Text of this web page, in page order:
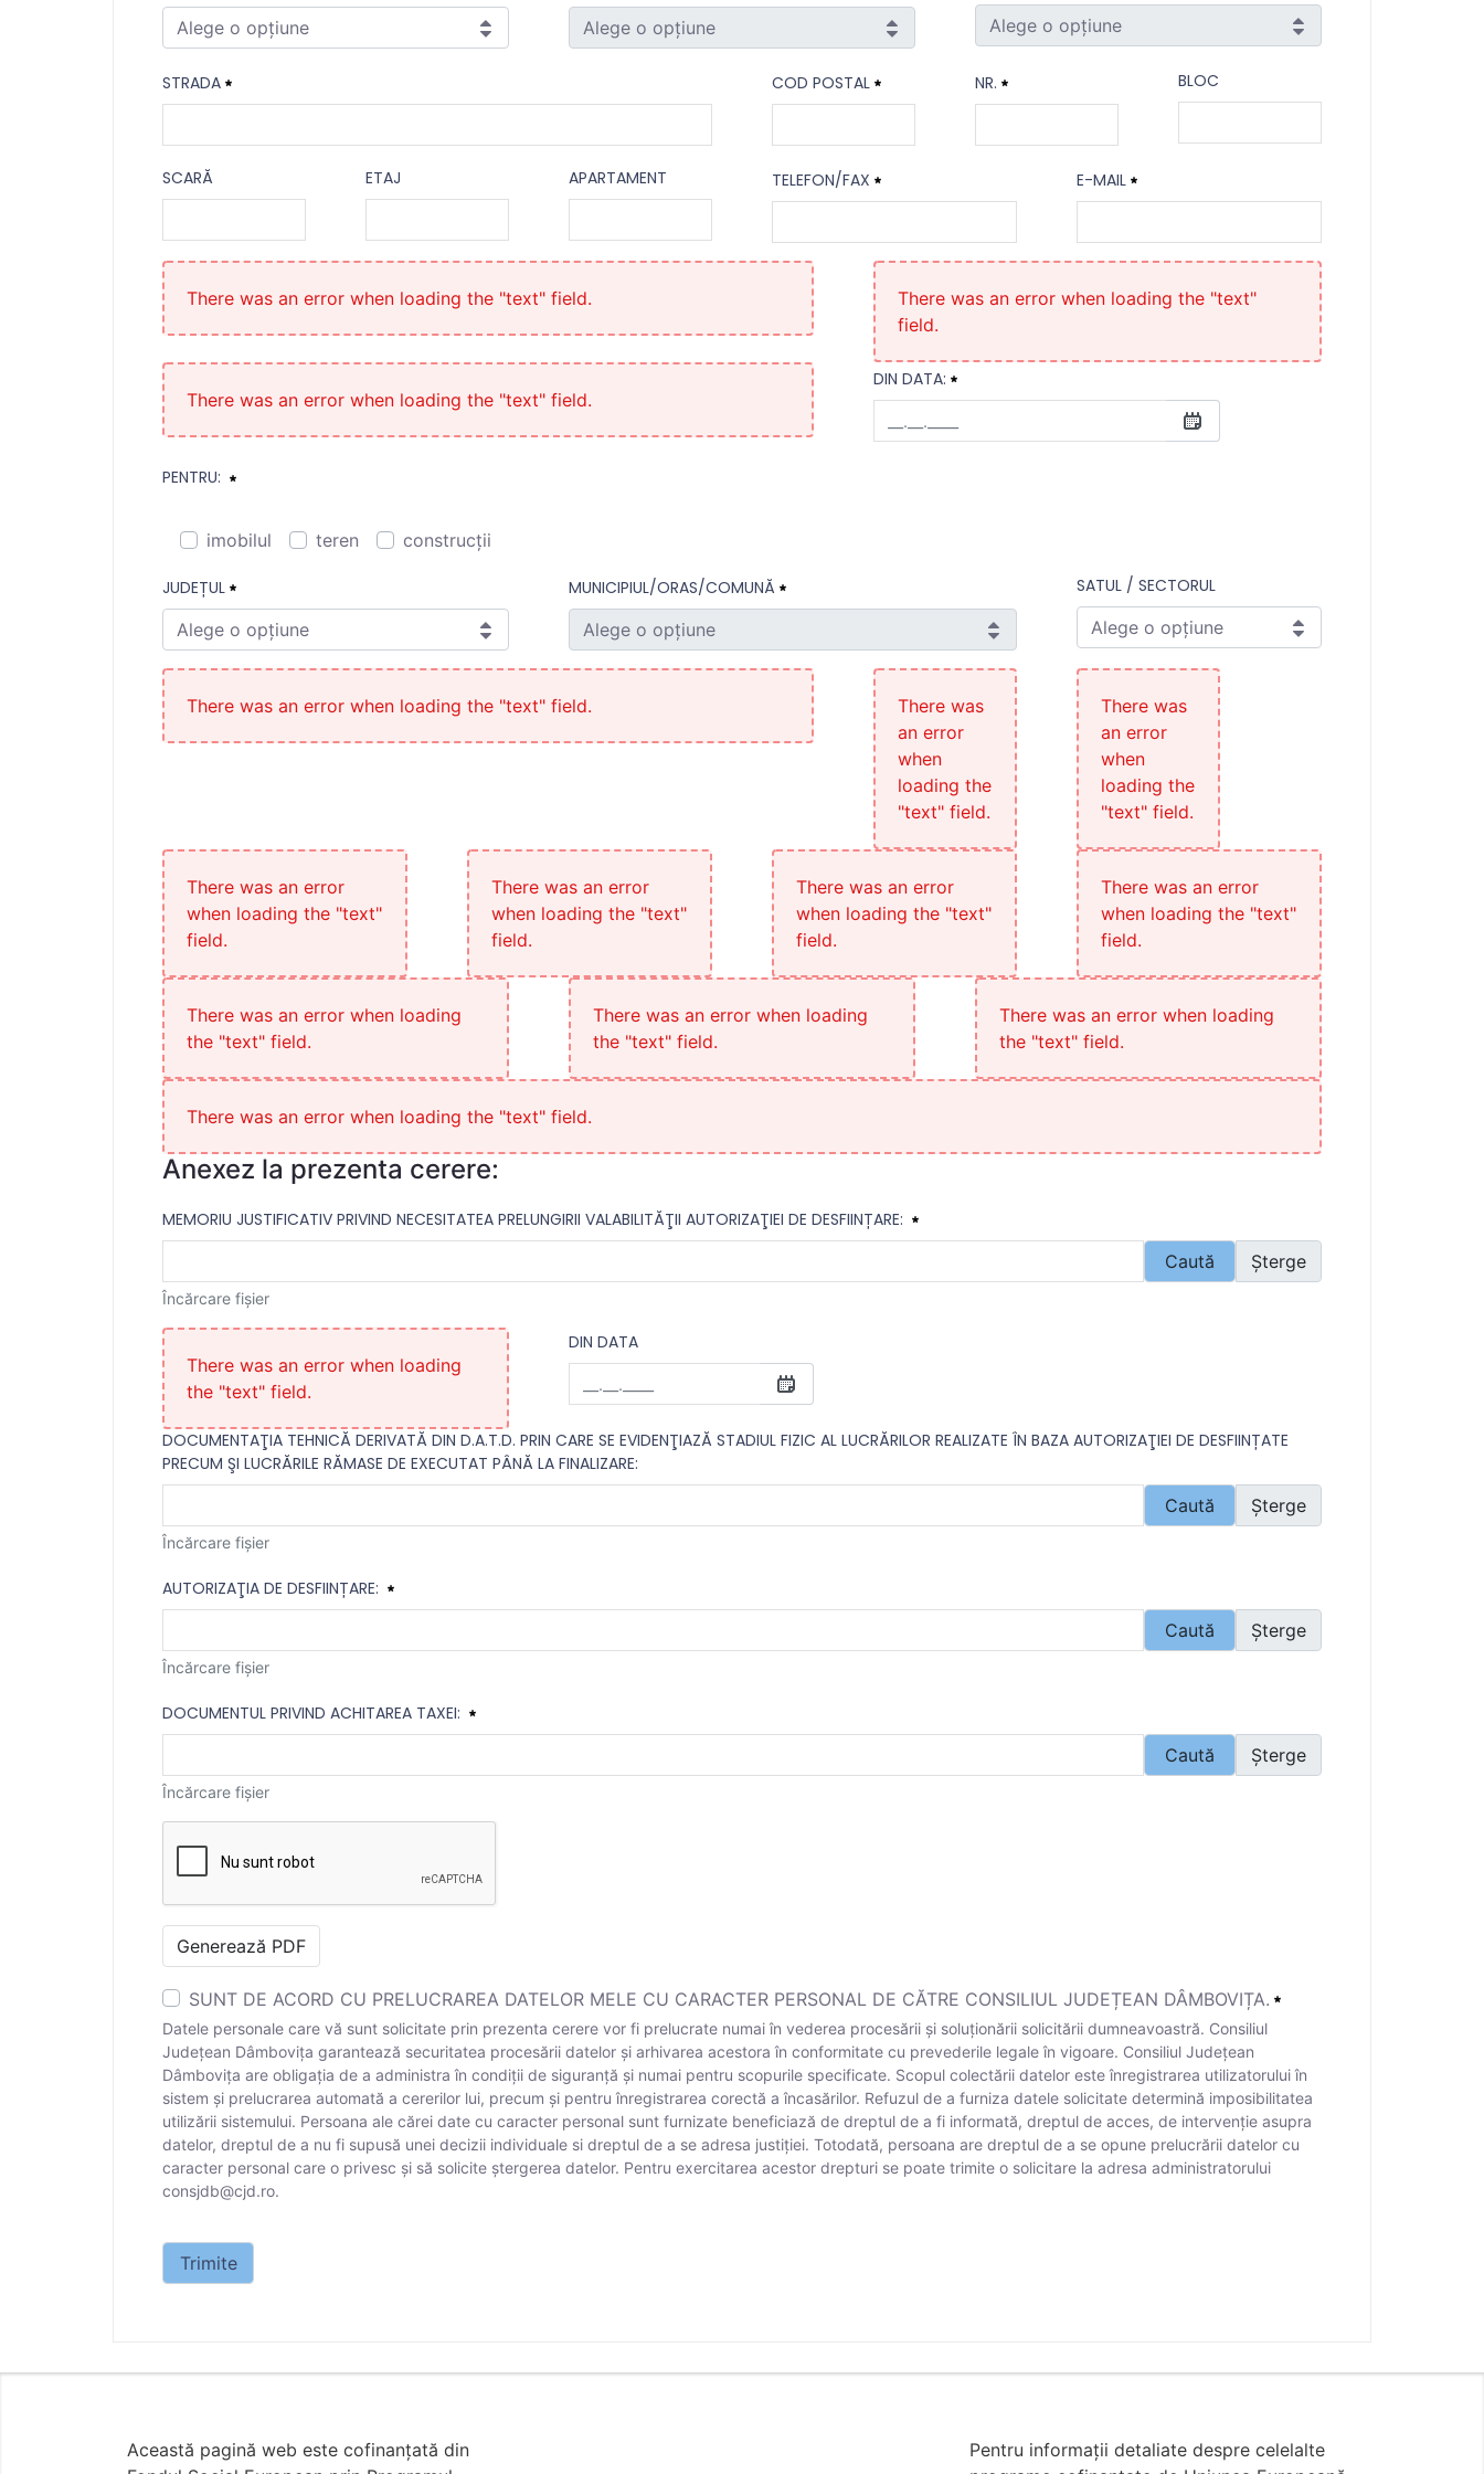
Alege o opțiune
Necesitat
Alege o opțiune
Alege o opțiune
STRADA
Necesitat
COD POSTAL
Necesitat
NR. BLOC
SCARĂ
ETAJ APARTAMENT TELEFON/FAX
Telefon/Fax
Necesitat
E-MAIL
E-mail
There was an error when loading the "text" field.
There was an error when loading the "text"
field.
There was an error when loading the "text" field.
DIN DATA:
PENTRU:
imobilul teren
construcții
Necesitat
JUDEȚUL
Alege o opțiune
Județul
Necesitat
MUNICIPIUL/ORAS/COMUNĂ
Alege o opțiune
Municipiul/Oras/Comună
SATUL / SECTORUL
Alege o opțiune
There was an error when loading the "text" field.
There was
an error
when
loading the
"text" field.
There was
an error
when
loading the
"text" field.
There was an error
when loading the "text"
field.
There was an error
when loading the "text"
field.
There was an error
when loading the "text"
field.
There was an error
when loading the "text"
field.
There was an error when loading
the "text" field.
There was an error when loading
the "text" field.
There was an error when loading
the "text" field.
There was an error when loading the "text" field.
Anexez la prezenta cerere:
<h4>Anexez la prezenta cerere:&nbsp;</h4>
MEMORIU JUSTIFICATIV PRIVIND NECESITATEA PRELUNGIRII VALABILITĂŢII AUTORIZAŢIEI DE DESFIINȚARE:
Caută
Șterge
Încărcare fișier
There was an error when loading
the "text" field.
DIN DATA
DOCUMENTAŢIA TEHNICĂ DERIVATĂ DIN D.A.T.D. PRIN CARE SE EVIDENŢIAZĂ STADIUL FIZIC AL LUCRĂRILOR REALIZATE ÎN BAZA AUTORIZAŢIEI DE DESFIINȚATE
PRECUM ŞI LUCRĂRILE RĂMASE DE EXECUTAT PÂNĂ LA FINALIZARE:
Caută
Șterge
Încărcare fișier
AUTORIZAŢIA DE DESFIINȚARE:
Caută
Șterge
Încărcare fișier
DOCUMENTUL PRIVIND ACHITAREA TAXEI:
Caută
Șterge
Încărcare fișier
Generează PDF
SUNT DE ACORD CU PRELUCRAREA DATELOR MELE CU CARACTER PERSONAL DE CĂTRE CONSILIUL JUDEȚEAN DÂMBOVIȚA.
Datele personale care vă sunt solicitate prin prezenta cerere vor fi prelucrate numai în vederea procesării și soluționării solicitării dumneavoastră. Consiliul
Județean Dâmbovița garantează securitatea procesării datelor și arhivarea acestora în conformitate cu prevederile legale în vigoare. Consiliul Județean
Dâmbovița are obligația de a administra în condiții de siguranță și numai pentru scopurile specificate. Scopul colectării datelor este înregistrarea utilizatorului în
sistem și prelucrarea automată a cererilor lui, precum și pentru înregistrarea corectă a încasărilor. Refuzul de a furniza datele solicitate determină imposibilitatea
utilizării sistemului. Persoana ale cărei date cu caracter personal sunt furnizate beneficiază de dreptul de a fi informată, dreptul de acces, de intervenție asupra
datelor, dreptul de a nu fi supusă unei decizii individuale si dreptul de a se adresa justiției. Totodată, persoana are dreptul de a se opune prelucrării datelor cu
caracter personal care o privesc și să solicite ștergerea datelor. Pentru exercitarea acestor drepturi se poate trimite o solicitare la adresa administratorului
consjdb@cjd.ro.
Trimite
Această pagină web este cofinanțată din
Pentru informații detaliate despre celelalte